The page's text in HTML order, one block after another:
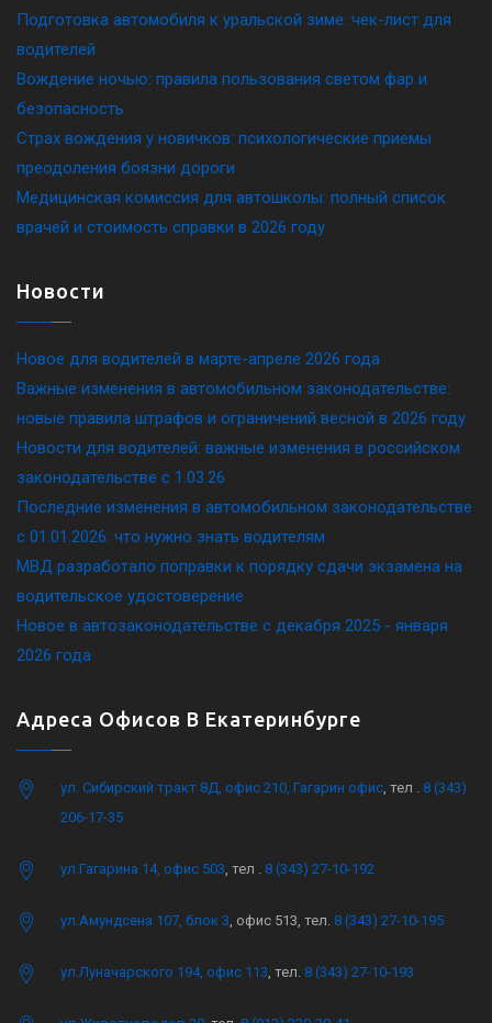
Подготовка автомобиля к уральской зиме: чек-лист для
водителей
Вождение ночью: правила пользования светом фар и
безопасность
Страх вождения у новичков: психологические приемы
преодоления боязни дороги
Медицинская комиссия для автошколы: полный список
врачей и стоимость справки в 2026 году
Новости
Новое для водителей в марте-апреле 2026 года
Важные изменения в автомобильном законодательстве:
новые правила штрафов и ограничений весной в 2026 году
Новости для водителей: важные изменения в российском
законодательстве c 1.03.26
Последние изменения в автомобильном законодательстве
c 01.01.2026: что нужно знать водителям
МВД разработало поправки к порядку сдачи экзамена на
водительское удостоверение
Новое в автозаконодательстве с декабря 2025 - января
2026 года
Адреса Офисов В Екатеринбурге
ул. Сибирский тракт 8Д, офис 210, Гагарин офис , тел . 8 (343)
206-17-35
ул.Гагарина 14, офис 503 , тел . 8 (343) 27-10-192
ул.Амундсена 107, блок 3 , офис 513, тел. 8 (343) 27-10-195
ул.Луначарского 194, офис 113 , тел. 8 (343) 27-10-193